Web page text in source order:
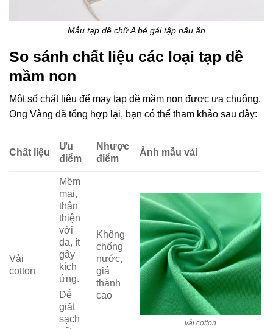
Mẫu tạp dề chữ A bé gái tập nấu ăn
So sánh chất liệu các loại tạp dề
mầm non
Một số chất liệu để may tạp dề mầm non được ưa chuộng.
Ong Vàng đã tổng hợp lại, bạn có thể tham khảo sau đây:
Chất liệu
Ưu
điểm
Nhược
điểm
Ảnh mẫu vải
Vải
cotton
Mềm
mại,
thân
thiện
với
da, ít
gây
kích
ứng.
Dễ
giặt
sạch
Không
chống
nước,
giá
thành
cao
vải cotton